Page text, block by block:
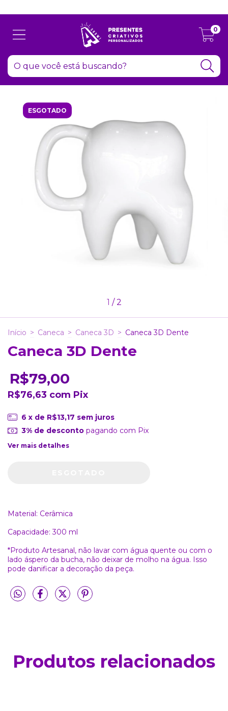
0
ESGOTADO
1 /2
Início > Caneca > Caneca 3D > Caneca 3D Dente
Caneca 3D Dente
R$79,00
R$76,63 com Pix
6 x de R$13,17 sem juros
3% de descontopagando com Pix
Ver mais detalhes
Material: Cerâmica
Capacidade: 300 ml
*Produto Artesanal, não lavar com água quente ou com o
lado áspero da bucha, não deixar de molho na água. Isso
pode danificar a decoração da peça.
Produtos relacionados